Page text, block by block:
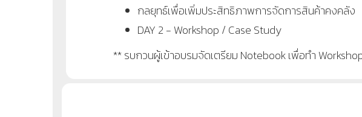
กลยุทธ์เพื่อเพิ่มประสิทธิภาพการจัดการสินค้าคงคลัง
DAY 2 - Workshop / Case Study
** รบกวนผู้เข้าอบรมจัดเตรียม Notebook เพื่อทำ